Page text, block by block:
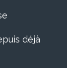
déjà